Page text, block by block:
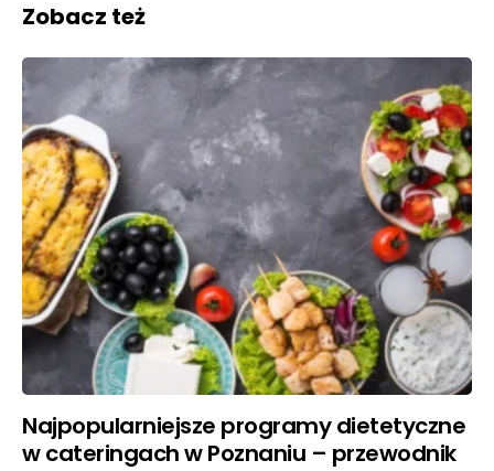
Zobacz też
Najpopularniejsze programy dietetyczne
w cateringach w Poznaniu – przewodnik